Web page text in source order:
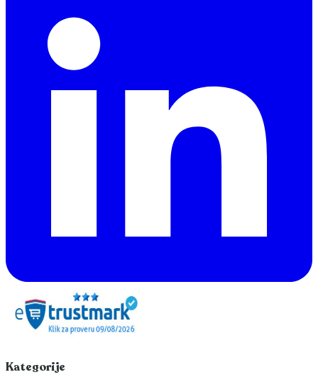
Kategorije